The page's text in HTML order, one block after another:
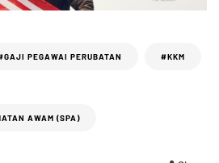
PEGAWAI PERUBATAN #KKM
AWAM (SPA)